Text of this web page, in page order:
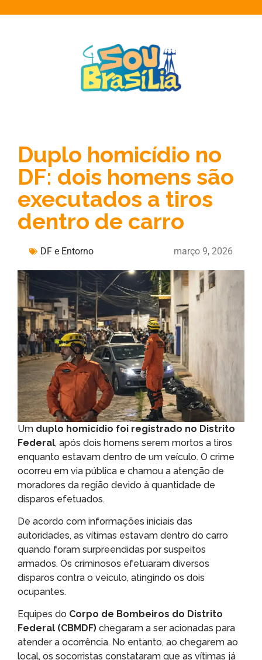
Duplo homicídio no
DF: dois homens são
executados a tiros
dentro de carro
DF e Entorno março 9, 2026
Um duplo homicídio foi registrado no Distrito
Federal, após dois homens serem mortos a tiros
enquanto estavam dentro de um veículo. O crime
ocorreu em via pública e chamou a atenção de
moradores da região devido à quantidade de
disparos efetuados.
De acordo com informações iniciais das
autoridades, as vítimas estavam dentro do carro
quando foram surpreendidas por suspeitos
armados. Os criminosos efetuaram diversos
disparos contra o veículo, atingindo os dois
ocupantes.
Equipes do Corpo de Bombeiros do Distrito
Federal (CBMDF) chegaram a ser acionadas para
atender a ocorrência. No entanto, ao chegarem ao
local, os socorristas constataram que as vítimas já